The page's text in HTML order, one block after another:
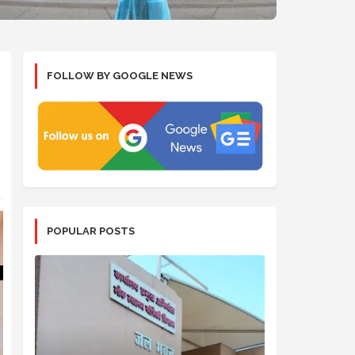
FOLLOW BY GOOGLE NEWS
POPULAR POSTS